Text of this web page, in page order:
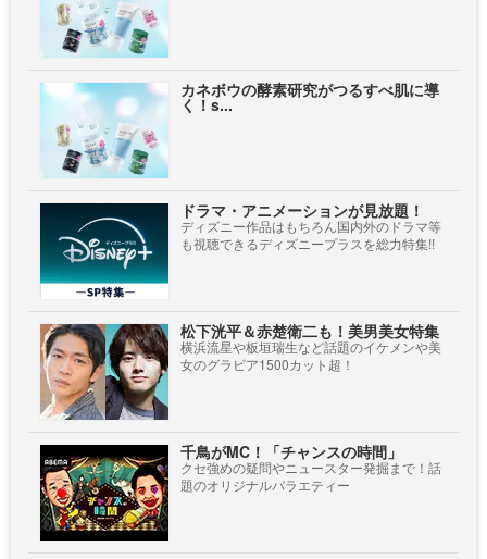
カネボウの酵素研究がつるすべ肌に導
く！s...
ドラマ・アニメーションが見放題！
ディズニー作品はもちろん国内外のドラマ等
も視聴できるディズニープラスを総力特集!!
松下洸平＆赤楚衛二も！美男美女特集
横浜流星や板垣瑞生など話題のイケメンや美
女のグラビア1500カット超！
千鳥がMC！「チャンスの時間」
クセ強めの疑問やニュースター発掘まで！話
題のオリジナルバラエティー